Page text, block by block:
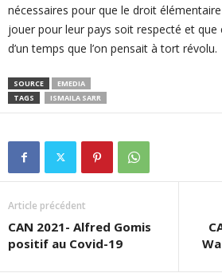
nécessaires pour que le droit
jouer pour leur pays soit respecté et que
d’un temps que l’on pensait à tort révolu.
SOURCE
EMEDIA
TAGS
ISMAILA SARR
Article précédent
CAN 2021- Alfred Gomis
positif au Covid-19